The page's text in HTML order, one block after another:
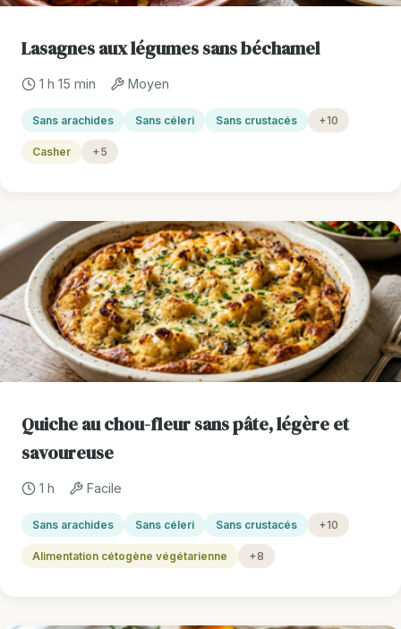
Lasagnes aux légumes sans béchamel
1 h 15 min Moyen
Sans arachides Sans céleri Sans crustacés +10
Casher +5
Quiche au chou-fleur sans pâte, légère et
savoureuse
1 h Facile
Sans arachides Sans céleri Sans crustacés +10
Alimentation cétogène végétarienne +8